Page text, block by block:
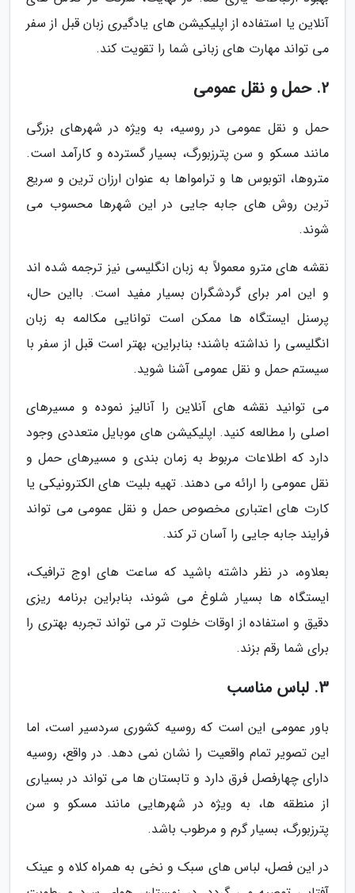
آنلاین یا استفاده از اپلیکیشن های یادگیری زبان قبل از سفر
می تواند مهارت های زبانی شما را تقویت کند.
2. حمل و نقل عمومی
حمل و نقل عمومی در روسیه، به ویژه در شهرهای بزرگی
مانند مسکو و سن پترزبورگ، بسیار گسترده و کارآمد است.
متروها، اتوبوس ها و ترامواها به عنوان ارزان ترین و سریع
ترین روش های جابه جایی در این شهرها محسوب می
شوند.
نقشه های مترو معمولاً به زبان انگلیسی نیز ترجمه شده اند
و این امر برای گردشگران بسیار مفید است. بااین حال،
پرسنل ایستگاه ها ممکن است توانایی مکالمه به زبان
انگلیسی را نداشته باشند؛ بنابراین، بهتر است قبل از سفر با
سیستم حمل و نقل عمومی آشنا شوید.
می توانید نقشه های آنلاین را آنالیز نموده و مسیرهای
اصلی را مطالعه کنید. اپلیکیشن های موبایل متعددی وجود
دارد که اطلاعات مربوط به زمان بندی و مسیرهای حمل و
نقل عمومی را ارائه می دهند. تهیه بلیت های الکترونیکی یا
کارت های اعتباری مخصوص حمل و نقل عمومی می تواند
فرایند جابه جایی را آسان تر کند.
بعلاوه، در نظر داشته باشید که ساعت های اوج ترافیک،
ایستگاه ها بسیار شلوغ می شوند، بنابراین برنامه ریزی
دقیق و استفاده از اوقات خلوت تر می تواند تجربه بهتری را
برای شما رقم بزند.
3. لباس مناسب
باور عمومی این است که روسیه کشوری سردسیر است، اما
این تصویر تمام واقعیت را نشان نمی دهد. در واقع، روسیه
دارای چهارفصل فرق دارد و تابستان ها می تواند در بسیاری
از منطقه ها، به ویژه در شهرهایی مانند مسکو و سن
پترزبورگ، بسیار گرم و مرطوب باشد.
در این فصل، لباس های سبک و نخی به همراه کلاه و عینک